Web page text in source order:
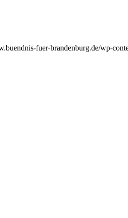
fuer-brandenburg.de/wp-